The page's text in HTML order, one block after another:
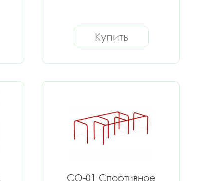
Купить
СО-01 Спортивное